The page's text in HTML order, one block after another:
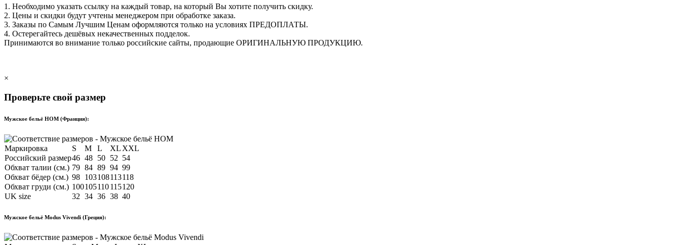
1. Необходимо указать ссылку на каждый товар, на который Вы хотите получить скидку.
2. Цены и скидки будут учтены менеджером при обработке заказа.
3. Заказы по Самым Лучшим Ценам оформляются только на условиях ПРЕДОПЛАТЫ.
4. Остерегайтесь дешёвых некачественных подделок.
Принимаются во внимание только российские сайты, продающие ОРИГИНАЛЬНУЮ ПРОДУКЦИЮ.
×
Проверьте свой размер
Мужское бельё HOM (Франция):
Маркировка S M L XL XXL
Российский размер46 48 50 52 54
Обхват талии (см.) 79 84 89 94 99
Обхват бёдер (см.) 98 103108113118
Обхват груди (см.) 100105110115120
UK size
32 34 36 38 40
Мужское бельё Modus Vivendi (Греция):